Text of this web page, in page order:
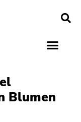
Blumen